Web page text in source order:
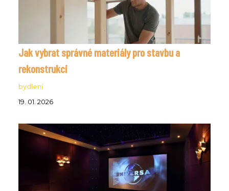
Jak vybrat správné materiály pro stavbu a
rekonstrukci
bydlení
19. 01. 2026